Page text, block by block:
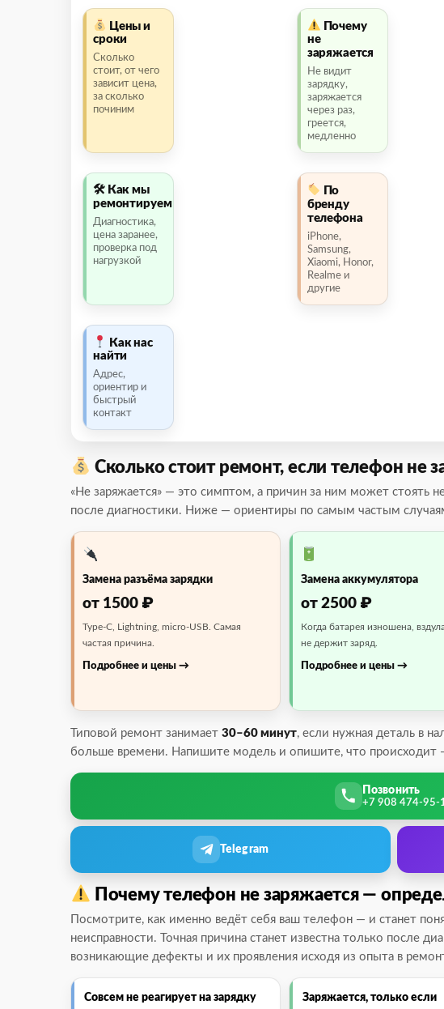
Цены и
сроки
Сколько
стоит, от чего
зависит цена,
за сколько
починим
Почему
не
заряжается
Не видит
зарядку,
заряжается
через раз,
греется,
медленно
🛠 Как мы
ремонтируем
Диагностика,
цена заранее,
проверка под
нагрузкой
По
бренду
телефона
iPhone,
Samsung,
Xiaomi, Honor,
Realme и
другие
Как нас
найти
Адрес,
ориентир и
быстрый
контакт
Сколько стоит ремонт, если телефон не
«Не заряжается» — это симптом, а причин за ним может стоять
после диагностики. Ниже — ориентиры по самым частым
Замена разъёма зарядки
от 1500 ₽
Type-C, Lightning, micro-USB. Самая
частая причина.
Подробнее и цены
Замена аккумулятора
от 2500 ₽
Когда батарея изношена,
не держит заряд.
Подробнее и цены
Типовой ремонт занимает 30–60 минут, если нужная деталь в
больше времени. Напишите модель и опишите, что происходит
Позвонить
+7 908 474-95-
Telegram
Почему телефон не заряжается —
Посмотрите, как именно ведёт себя ваш телефон — и станет
неисправности. Точная причина станет известна только после
возникающие дефекты и их проявления исходя из опыта в
Совсем не реагирует на зарядку
Заряжается, только если